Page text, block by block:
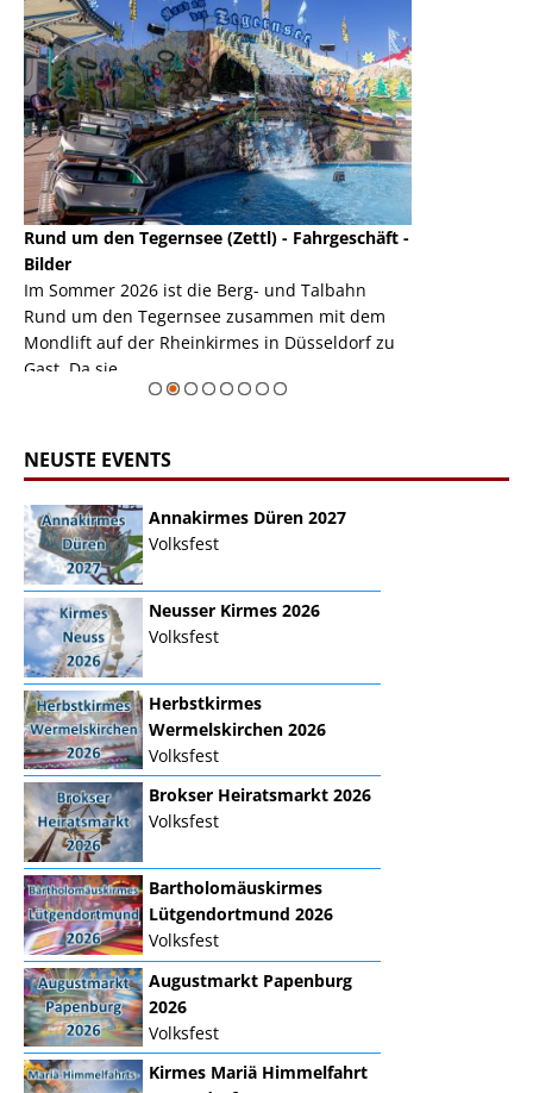
Rund um den Tegernsee (Zettl) - Fahrgeschäft -
Bilder
Im Sommer 2026 ist die Berg- und Talbahn
Rund um den Tegernsee zusammen mit dem
Mondlift auf der Rheinkirmes in Düsseldorf zu
Gast. Da sie ...
NEUSTE EVENTS
Annakirmes Düren 2027
Volksfest
Neusser Kirmes 2026
Volksfest
Herbstkirmes
Wermelskirchen 2026
Volksfest
Brokser Heiratsmarkt 2026
Volksfest
Bartholomäuskirmes
Lütgendortmund 2026
Volksfest
Augustmarkt Papenburg
2026
Volksfest
Kirmes Mariä Himmelfahrt